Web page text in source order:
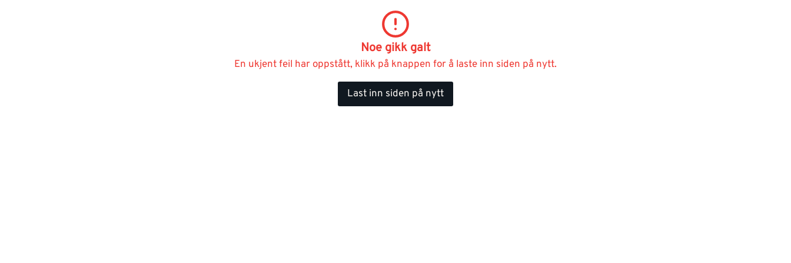
Noe gikk galt
En ukjent feil har oppstått, klikk på knappen for å laste inn siden på nytt.
Last inn siden på nytt